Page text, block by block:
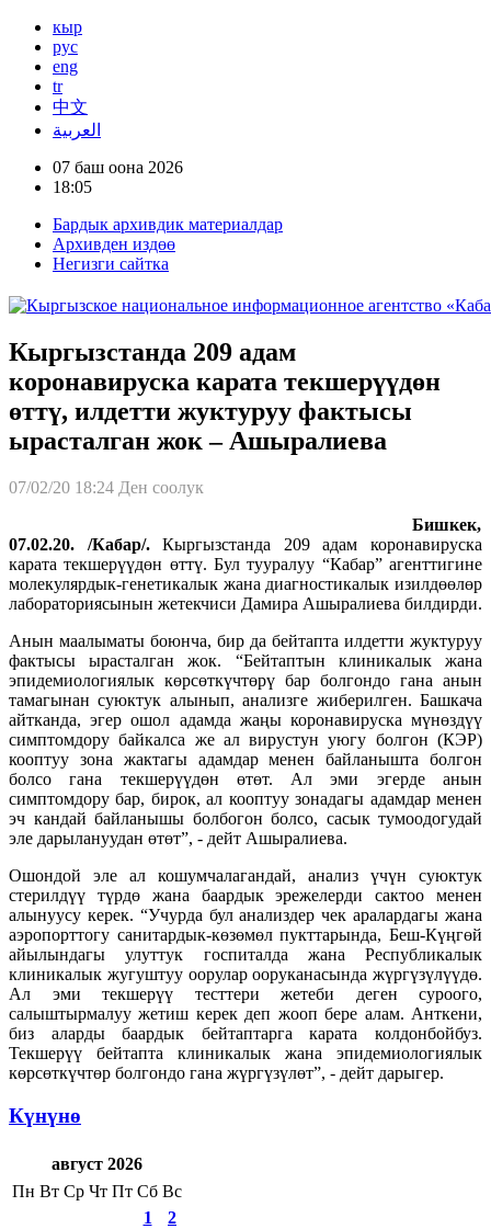
кыр
рус
eng
tr
中文
العربية
07 баш оона 2026
18:05
Бардык архивдик материалдар
Архивден издөө
Негизги сайтка
Кыргызстанда 209 адам
коронавируска карата текшерүүдөн
өттү, илдетти жуктуруу фактысы
ырасталган жок – Ашыралиева
07/02/20 18:24 Ден соолук
Бишкек,
07.02.20. /Кабар/.Кыргызстанда 209 адам коронавируска
карата текшерүүдөн өттү. Бул тууралуу “Кабар” агенттигине
молекулярдык-генетикалык жана диагностикалык изилдөөлөр
лабораториясынын жетекчиси Дамира Ашыралиева билдирди.
Анын маалыматы боюнча, бир да бейтапта илдетти жуктуруу
фактысы ырасталган жок. “Бейтаптын клиникалык жана
эпидемиологиялык көрсөткүчтөрү бар болгондо гана анын
тамагынан суюктук алынып, анализге жиберилген. Башкача
айтканда, эгер ошол адамда жаңы коронавируска мүнөздүү
симптомдору байкалса же ал вирустун уюгу болгон (КЭР)
кооптуу зона жактагы адамдар менен байланышта болгон
болсо гана текшерүүдөн өтөт. Ал эми эгерде анын
симптомдору бар, бирок, ал кооптуу зонадагы адамдар менен
эч кандай байланышы болбогон болсо, сасык тумоодогудай
эле дарылануудан өтөт”, - дейт Ашыралиева.
Ошондой эле ал кошумчалагандай, анализ үчүн суюктук
стерилдүү түрдө жана баардык эрежелерди сактоо менен
алынуусу керек. “Учурда бул анализдер чек аралардагы жана
аэропорттогу санитардык-көзөмөл пукттарында, Беш-Күңгөй
айылындагы улуттук госпиталда жана Республикалык
клиникалык жугуштуу оорулар ооруканасында жүргүзүлүүдө.
Ал эми текшерүү тесттери жетеби деген суроого,
салыштырмалуу жетиш керек деп жооп бере алам. Анткени,
биз аларды баардык бейтаптарга карата колдонбойбуз.
Текшерүү бейтапта клиникалык жана эпидемиологиялык
көрсөткүчтөр болгондо гана жүргүзүлөт”, - дейт дарыгер.
Күнүнө
август 2026
Пн Вт Ср Чт Пт Сб Вс
1
2